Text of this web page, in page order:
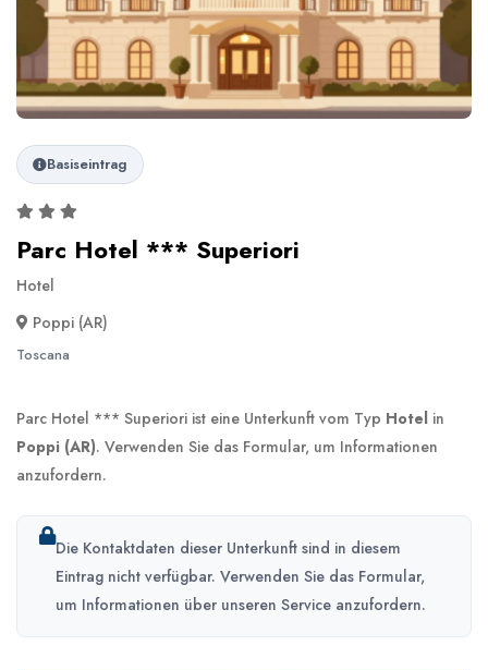
Basiseintrag
Parc Hotel *** Superiori
Hotel
Poppi (AR)
Toscana
Parc Hotel *** Superiori ist eine Unterkunft vom Typ Hotel in
Poppi (AR). Verwenden Sie das Formular, um Informationen
anzufordern.
Die Kontaktdaten dieser Unterkunft sind in diesem
Eintrag nicht verfügbar. Verwenden Sie das Formular,
um Informationen über unseren Service anzufordern.